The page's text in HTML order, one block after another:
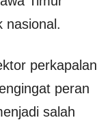
nasional.
perkapalan
peran
salah